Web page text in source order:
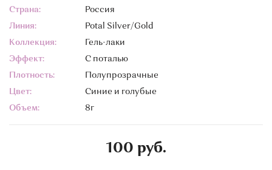
Страна:
Россия
Линия:
Potal Silver/Gold
Коллекция:
Гель-лаки
Эффект:
С поталью
Плотность:
Полупрозрачные
Цвет:
Синие и голубые
Объем:
8г
100 руб.